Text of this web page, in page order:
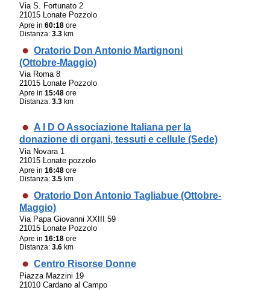
Via S. Fortunato 2
21015 Lonate Pozzolo
Apre in60:18 ore
Distanza:3.3 km
Oratorio Don Antonio Martignoni
(Ottobre-Maggio)
Via Roma 8
21015 Lonate Pozzolo
Apre in15:48 ore
Distanza:3.3 km
A I D O Associazione Italiana per la
donazione di organi, tessuti e cellule (Sede)
Via Novara 1
21015 Lonate pozzolo
Apre in16:48 ore
Distanza:3.5 km
Oratorio Don Antonio Tagliabue (Ottobre-
Maggio)
Via Papa Giovanni XXIII 59
21015 Lonate Pozzolo
Apre in16:18 ore
Distanza:3.6 km
Centro Risorse Donne
Piazza Mazzini 19
21010 Cardano al Campo